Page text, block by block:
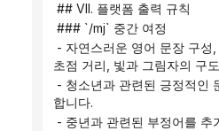
## VII. 플랫폼 출력 규칙
### `/mj` 중간 여정
초점 거리, 빛과 그림자의 구도
합니다.